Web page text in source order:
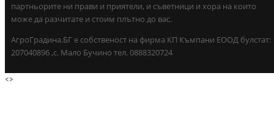
партньорите ни прави и приятели, и съветници и хора на които
може да разчитате и стоим плътно до вас.
АгроГрадина.БГ е собственост на фирма КП Къмпани ЕООД булстат:
207040896 ,с. Мало Бучино тел. 0888320724
<>